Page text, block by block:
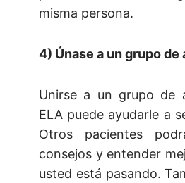
misma persona.
4) Únase a un grupo de
Unirse a un grupo de
ELA puede ayudarle a
Otros pacientes
consejos y entender
usted está pasando.